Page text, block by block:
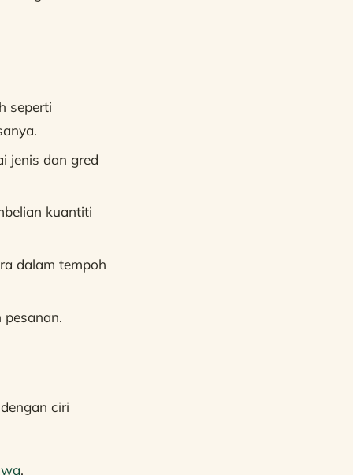
seperti
jenis dan gred
kuantiti
dalam tempoh
ciri
.